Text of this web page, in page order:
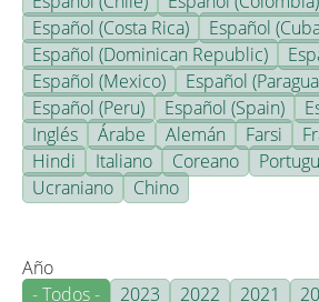
Español (Costa Rica)
Español
Español (Dominican Republic)
Español (Mexico)
Español
Español (Peru)
Español (Spain)
Inglés
Árabe Alemán Farsi
Hindi
Italiano Coreano
Ucraniano
Chino
Año
- Todos -
2023 2022 2021